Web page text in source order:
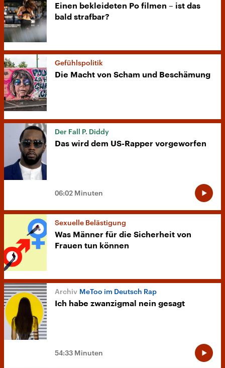
Einen bekleideten Po filmen – ist das
bald strafbar?
Gefühlspolitik
Die Macht von Scham und Beschämung
Der Fall P. Diddy
Das wird dem US-Rapper vorgeworfen
06:02 Minuten
Sexuelle Belästigung
Was Männer für die Sicherheit von
Frauen tun können
MeToo im Deutsch Rap
Ich habe zwanzigmal nein gesagt
54:33 Minuten